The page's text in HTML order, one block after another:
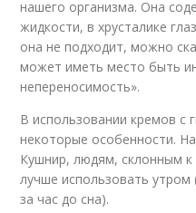
нашего организма. Она
жидкости, в хрусталике
она не подходит, можно
может иметь место быть
непереносимость».
В использовании кремов с
некоторые особенности.
Кушнир, людям, склонным к
лучше использовать
за час до сна).